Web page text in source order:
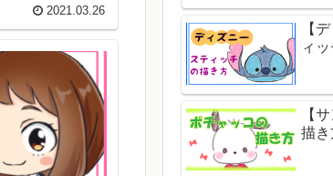
2021.03.26
【
ィ
【
描き